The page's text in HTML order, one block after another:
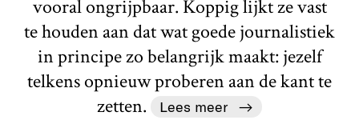
vooral ongrijpbaar. Koppig lijkt ze vast
te houden aan dat wat goede journalistiek
in principe zo belangrijk maakt: jezelf
telkens opnieuw proberen aan de kant te
zetten.
Lees meer